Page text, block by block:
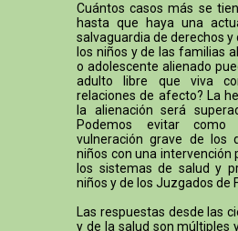
Cuántos casos más se
hasta que haya una
salvaguardia de derechos y
los niños y de las familias
o adolescente alienado
adulto libre que viva
relaciones de afecto? La
la alienación será
Podemos evitar como
vulneración grave de los
niños con una intervención
los sistemas de salud y
niños y de los Juzgados de
Las respuestas desde las
y de la salud son múltiples